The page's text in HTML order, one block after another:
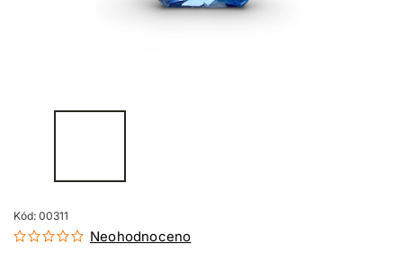
Kód: 00311
Neohodnoceno